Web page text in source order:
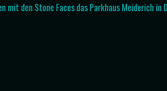
mit den Stone Faces das Parkhaus Meiderich